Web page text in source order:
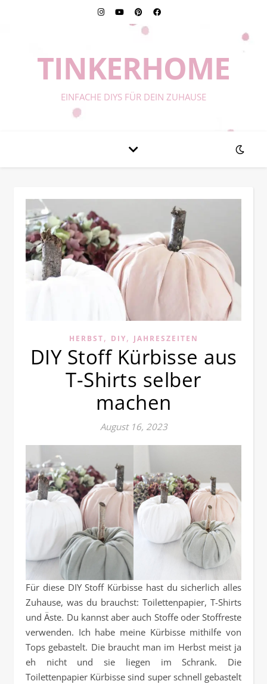
TINKERHOME
EINFACHE DIYS FÜR DEIN ZUHAUSE
HERBST, DIY, JAHRESZEITEN
DIY Stoff Kürbisse aus
T-Shirts selber
machen
August 16, 2023
Für diese DIY Stoff Kürbisse hast du sicherlich alles
Zuhause, was du brauchst: Toilettenpapier, T-Shirts
und Äste. Du kannst aber auch Stoffe oder Stoffreste
verwenden. Ich habe meine Kürbisse mithilfe von
Tops gebastelt. Die braucht man im Herbst meist ja
eh nicht und sie liegen im Schrank. Die
Toilettenpapier Kürbisse sind super schnell gebastelt